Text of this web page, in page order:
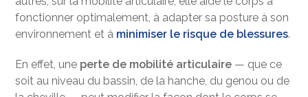
fonctionner optimalement, à adapter sa posture à son
environnement et à minimiser le risque de blessures.
En effet, une perte de mobilité articulaire — que ce
soit au niveau du bassin, de la hanche, du genou ou de